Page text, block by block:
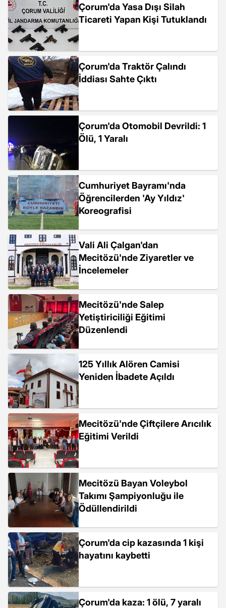
Çorum'da Yasa Dışı Silah
Ticareti Yapan Kişi Tutuklandı
Çorum'da Traktör Çalındı
İddiası Sahte Çıktı
Çorum'da Otomobil Devrildi: 1
Ölü, 1 Yaralı
Cumhuriyet Bayramı'nda
Öğrencilerden 'Ay Yıldız'
Koreografisi
Vali Ali Çalgan'dan
Mecitözü'nde Ziyaretler ve
İncelemeler
Mecitözü'nde Salep
Yetiştiriciliği Eğitimi
Düzenlendi
125 Yıllık Alören Camisi
Yeniden İbadete Açıldı
Mecitözü'nde Çiftçilere Arıcılık
Eğitimi Verildi
Mecitözü Bayan Voleybol
Takımı Şampiyonluğu ile
Ödüllendirildi
Çorum'da cip kazasında 1 kişi
hayatını kaybetti
Çorum'da kaza: 1 ölü, 7 yaralı